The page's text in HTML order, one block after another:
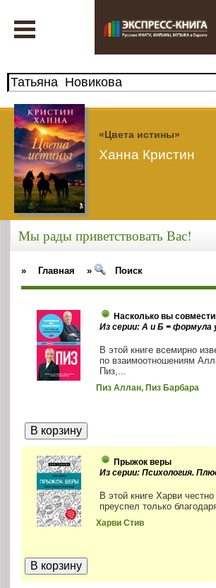
«Цвета истины»
Ханна Кристин
Мы рады приветствовать Вас!
» Главная » Поиск
Насколько вы
Из серии: А и Б = формула
В этой книге всемирно
по взаимоотношениям
Пиз,...
Пиз Аллан, Пиз Барбара
Прыжок веры
Из серии: Психология.
В этой книге Харви
преуспел только
Харви Стив